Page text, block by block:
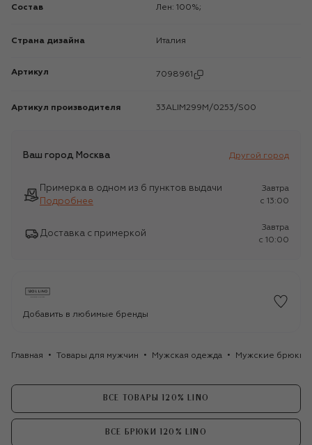
Состав Лен: 100%;
Страна дизайна Италия
Артикул 7098961
Артикул производителя 33ALIM299M/0253/S00
Ваш город Москва Другой город
Примерка в одном из 6 пунктов выдачи
Подробнее
Завтра
c 13:00
Доставка с примеркой
Завтра
c 10:00
Добавить в любимые бренды
Главная Товары для мужчин Мужская одежда Мужские брюки
ВСЕ ТОВАРЫ 120% LINO
ВСЕ БРЮКИ 120% LINO